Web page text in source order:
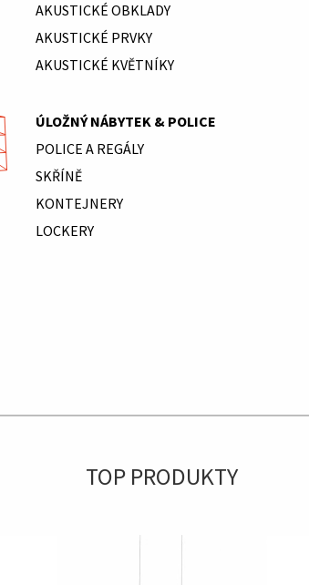
AKUSTICKÉ OBKLADY
AKUSTICKÉ PRVKY
AKUSTICKÉ KVĚTNÍKY
ÚLOŽNÝ NÁBYTEK & POLICE
POLICE A REGÁLY
SKŘÍNĚ
KONTEJNERY
LOCKERY
TOP PRODUKTY